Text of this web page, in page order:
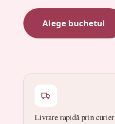
Alege buchetul
Livrare rapidă prin curier